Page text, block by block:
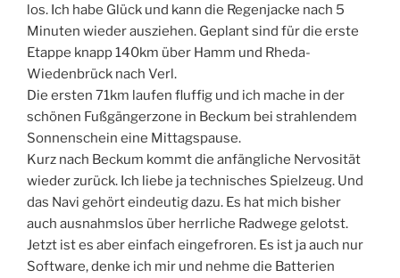
los. Ich habe Glück und kann die Regenjacke nach 5
Minuten wieder ausziehen. Geplant sind für die erste
Etappe knapp 140km über Hamm und Rheda-
Wiedenbrück nach Verl.
Die ersten 71km laufen fluffig und ich mache in der
schönen Fußgängerzone in Beckum bei strahlendem
Sonnenschein eine Mittagspause.
Kurz nach Beckum kommt die anfängliche Nervosität
wieder zurück. Ich liebe ja technisches Spielzeug. Und
das Navi gehört eindeutig dazu. Es hat mich bisher
auch ausnahmslos über herrliche Radwege gelotst.
Jetzt ist es aber einfach eingefroren. Es ist ja auch nur
Software, denke ich mir und nehme die Batterien